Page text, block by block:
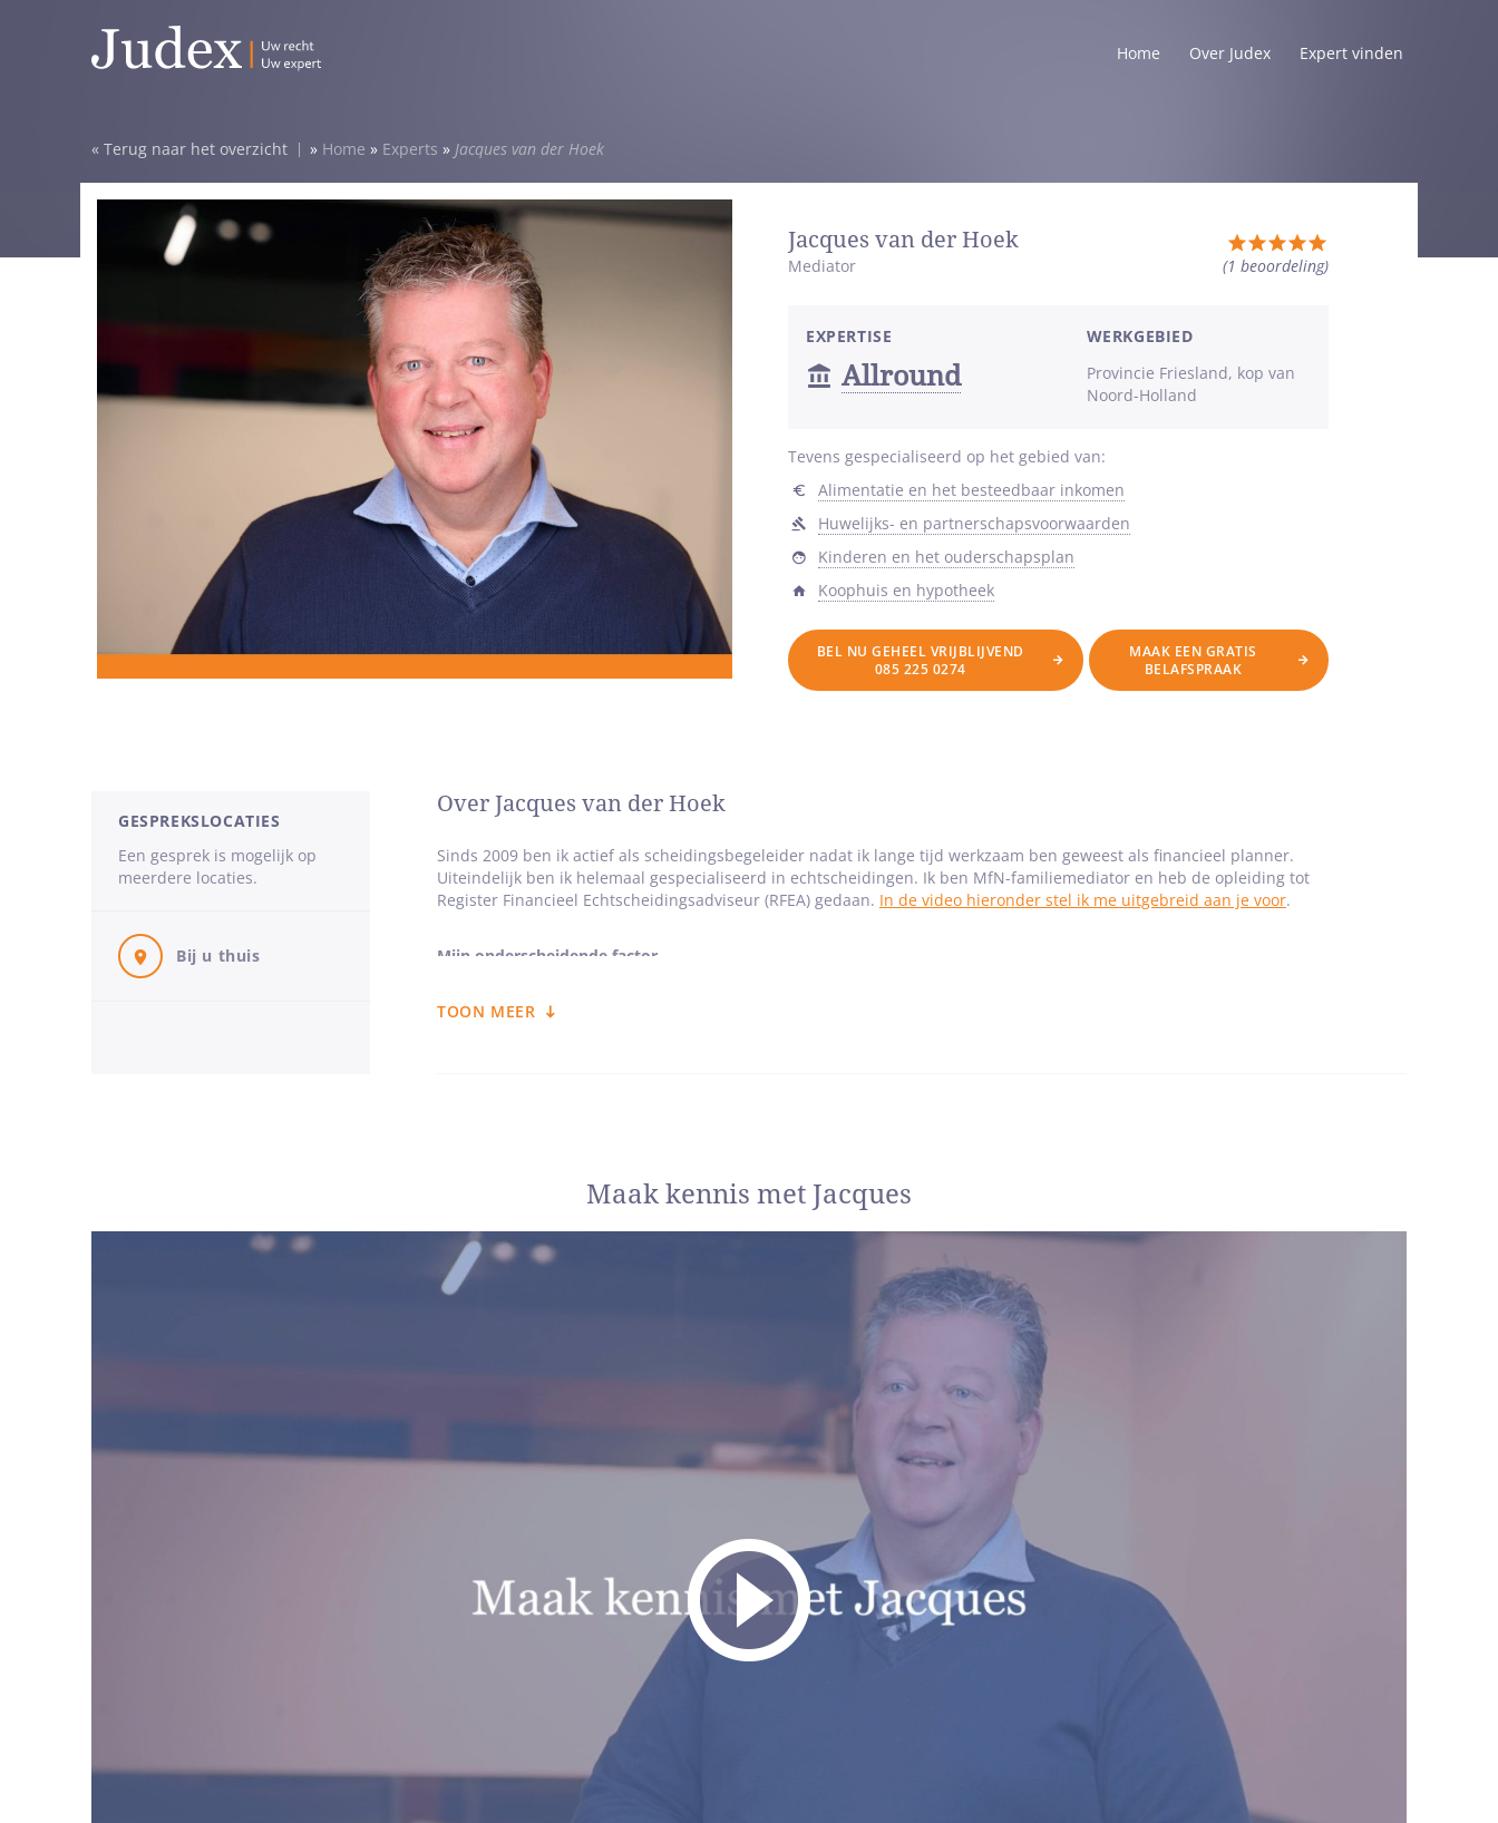
Home Over Judex Expert vinden
Terug naar het overzicht » Home » Experts » Jacques van der Hoek
Jacques van der Hoek
Mediator (1 beoordeling)
Totale
waardering:
5
EXPERTISE
Allround
WERKGEBIED
Provincie Friesland, kop van
Noord-Holland
Tevens gespecialiseerd op het gebied van:
Alimentatie en het besteedbaar inkomen
Huwelijks- en partnerschapsvoorwaarden
Kinderen en het ouderschapsplan
Koophuis en hypotheek
BEL NU GEHEEL VRIJBLIJVEND
085 225 0274
MAAK EEN GRATIS
BELAFSPRAAK
Over Jacques van der Hoek
Sinds 2009 ben ik actief als scheidingsbegeleider nadat ik lange tijd werkzaam ben geweest als financieel planner.
Uiteindelijk ben ik helemaal gespecialiseerd in echtscheidingen. Ik ben MfN-familiemediator en heb de opleiding tot
Register Financieel Echtscheidingsadviseur (RFEA) gedaan. In de video hieronder stel ik me uitgebreid aan je voor.
Mijn onderscheidende factor
Bij het eerste kennismakingsgesprek wordt direct de structuur neergezet: wat moet er in de specifieke situatie van
partijen geregeld worden? Door dit helder neer te zetten ontstaat er al een bepaalde rust. Daarna worden er stap voor
stap heldere afspraken gemaakt die ertoe doen.
Het doel is altijd ervoor zorgen dat beide partijen zo goed mogelijk verder kunnen met hun leven en dat alles goed
Omdat er bij iedere scheiding andere dingen spelen is iedere scheiding bijzonder. Ik maak me sterk voor passende
oplossingen waar beide partijen zich in kunnen vinden en die ook goed zijn voor de kinderen. Het geeft mij voldoening
als een scheiding tot een goed einde is gebracht. Doordat ik mensen weer op weg help tijdens een moeilijk en vaak
emotioneel moment in hun leven vind ik mijn vak mooi om uit te oefenen.
Ik ben vader van drie kinderen, gescheiden en dat maakt mij dan ook ervaringsdeskundige.
Op zaterdag ben ik altijd op de voetbalvelden te vinden, als aanmoedigende ouder of in een meer officiële
hoedanigheid als bestuurslid van één van de grootste voetbalverenigingen van Noord-Nederland. Scandinavië is mijn
favoriete vakantiebestemming, en dan met name Noorwegen.
Friesland: Gehele provincie
Flevoland: Lelystad
TOON MEER
GESPREKSLOCATIES
Een gesprek is mogelijk op
meerdere locaties.
Bij u thuis
Maak kennis met Jacques
Bekijk
video